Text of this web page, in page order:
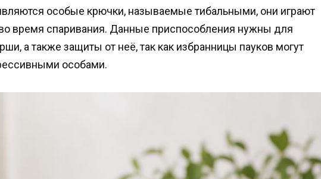
особые крючки, называемые тибальными, они играют
время спаривания. Данные приспособления нужны для
а также защиты от неё, так как избранницы пауков могут
особами.